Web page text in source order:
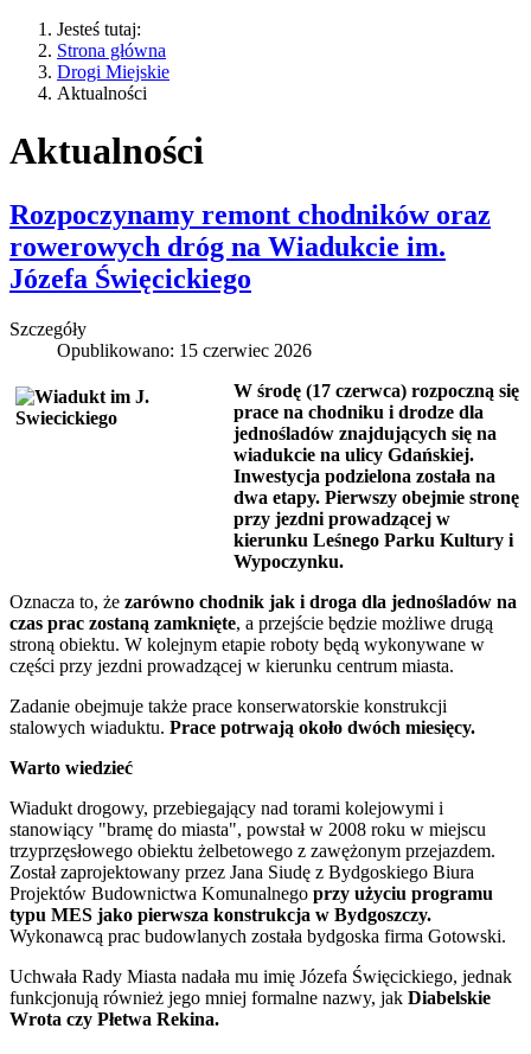
Jesteś tutaj:
Strona główna
Drogi Miejskie
Aktualności
Aktualności
Rozpoczynamy remont chodników oraz
rowerowych dróg na Wiadukcie im.
Józefa Święcickiego
Szczegóły
Opublikowano: 15 czerwiec 2026
W środę (17 czerwca) rozpoczną się
prace na chodniku i drodze dla
jednośladów znajdujących się na
wiadukcie na ulicy Gdańskiej.
Inwestycja podzielona została na
dwa etapy. Pierwszy obejmie stronę
przy jezdni prowadzącej w
kierunku Leśnego Parku Kultury i
Wypoczynku.
Oznacza to, że zarówno chodnik jak i droga dla jednośladów na
czas prac zostaną zamknięte, a przejście będzie możliwe drugą
stroną obiektu. W kolejnym etapie roboty będą wykonywane w
części przy jezdni prowadzącej w kierunku centrum miasta.
Zadanie obejmuje także prace konserwatorskie konstrukcji
stalowych wiaduktu. Prace potrwają około dwóch miesięcy.
Warto wiedzieć
Wiadukt drogowy, przebiegający nad torami kolejowymi i
stanowiący "bramę do miasta", powstał w 2008 roku w miejscu
trzyprzęsłowego obiektu żelbetowego z zawężonym przejazdem.
Został zaprojektowany przez Jana Siudę z Bydgoskiego Biura
Projektów Budownictwa Komunalnego przy użyciu programu
typu MES jako pierwsza konstrukcja w Bydgoszczy.
Wykonawcą prac budowlanych została bydgoska firma Gotowski.
Uchwała Rady Miasta nadała mu imię Józefa Święcickiego, jednak
funkcjonują również jego mniej formalne nazwy, jak Diabelskie
Wrota czy Płetwa Rekina.